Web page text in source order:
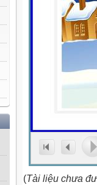
(Tài liệu chưa